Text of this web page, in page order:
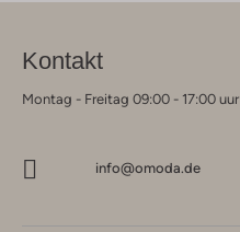
Kontakt
Montag - Freitag 09:00 - 17:00 uur
info@omoda.de